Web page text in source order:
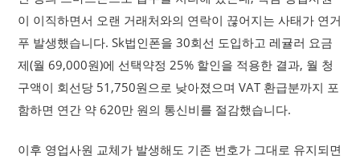
이 이직하면서 오랜 거래처와의 연락이 끊어지는 사태가 연거
푸 발생했습니다. Sk법인폰을 30회선 도입하고 레귤러 요금
제(월 69,000원)에 선택약정 25% 할인을 적용한 결과, 월 청
구액이 회선당 51,750원으로 낮아졌으며 VAT 환급분까지 포
함하면 연간 약 620만 원의 통신비를 절감했습니다.
이후 영업사원 교체가 발생해도 기존 번호가 그대로 유지되면